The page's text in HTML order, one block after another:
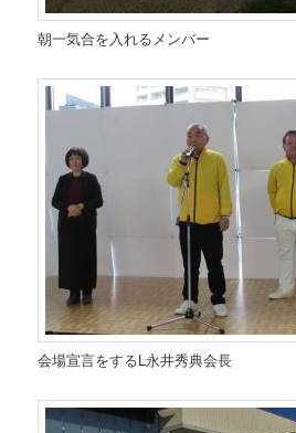
朝一気合を入れるメンバー
会場宣言をするL永井秀典会長